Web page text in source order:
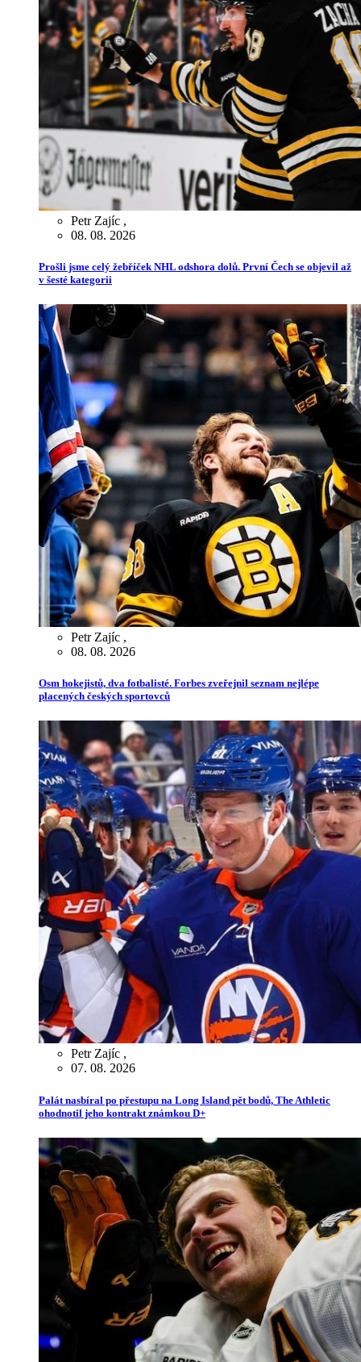
Petr Zajíc ,
08. 08. 2026
Prošli jsme celý žebříček NHL odshora dolů. První Čech se objevil až
v šesté kategorii
Petr Zajíc ,
08. 08. 2026
Osm hokejistů, dva fotbalisté. Forbes zveřejnil seznam nejlépe
placených českých sportovců
Petr Zajíc ,
07. 08. 2026
Palát nasbíral po přestupu na Long Island pět bodů, The Athletic
ohodnotil jeho kontrakt známkou D+